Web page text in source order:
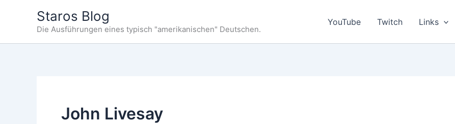
Staros Blog
Die Ausführungen eines typisch "amerikanischen" Deutschen.
YouTube Twitch Links
John Livesay